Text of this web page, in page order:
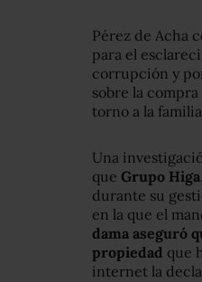
Pérez de Acha
para el
corrupción y
sobre la
torno a la
Una
que Grupo Higa
durante su
en la que el
dama aseguró
propiedad que
internet la